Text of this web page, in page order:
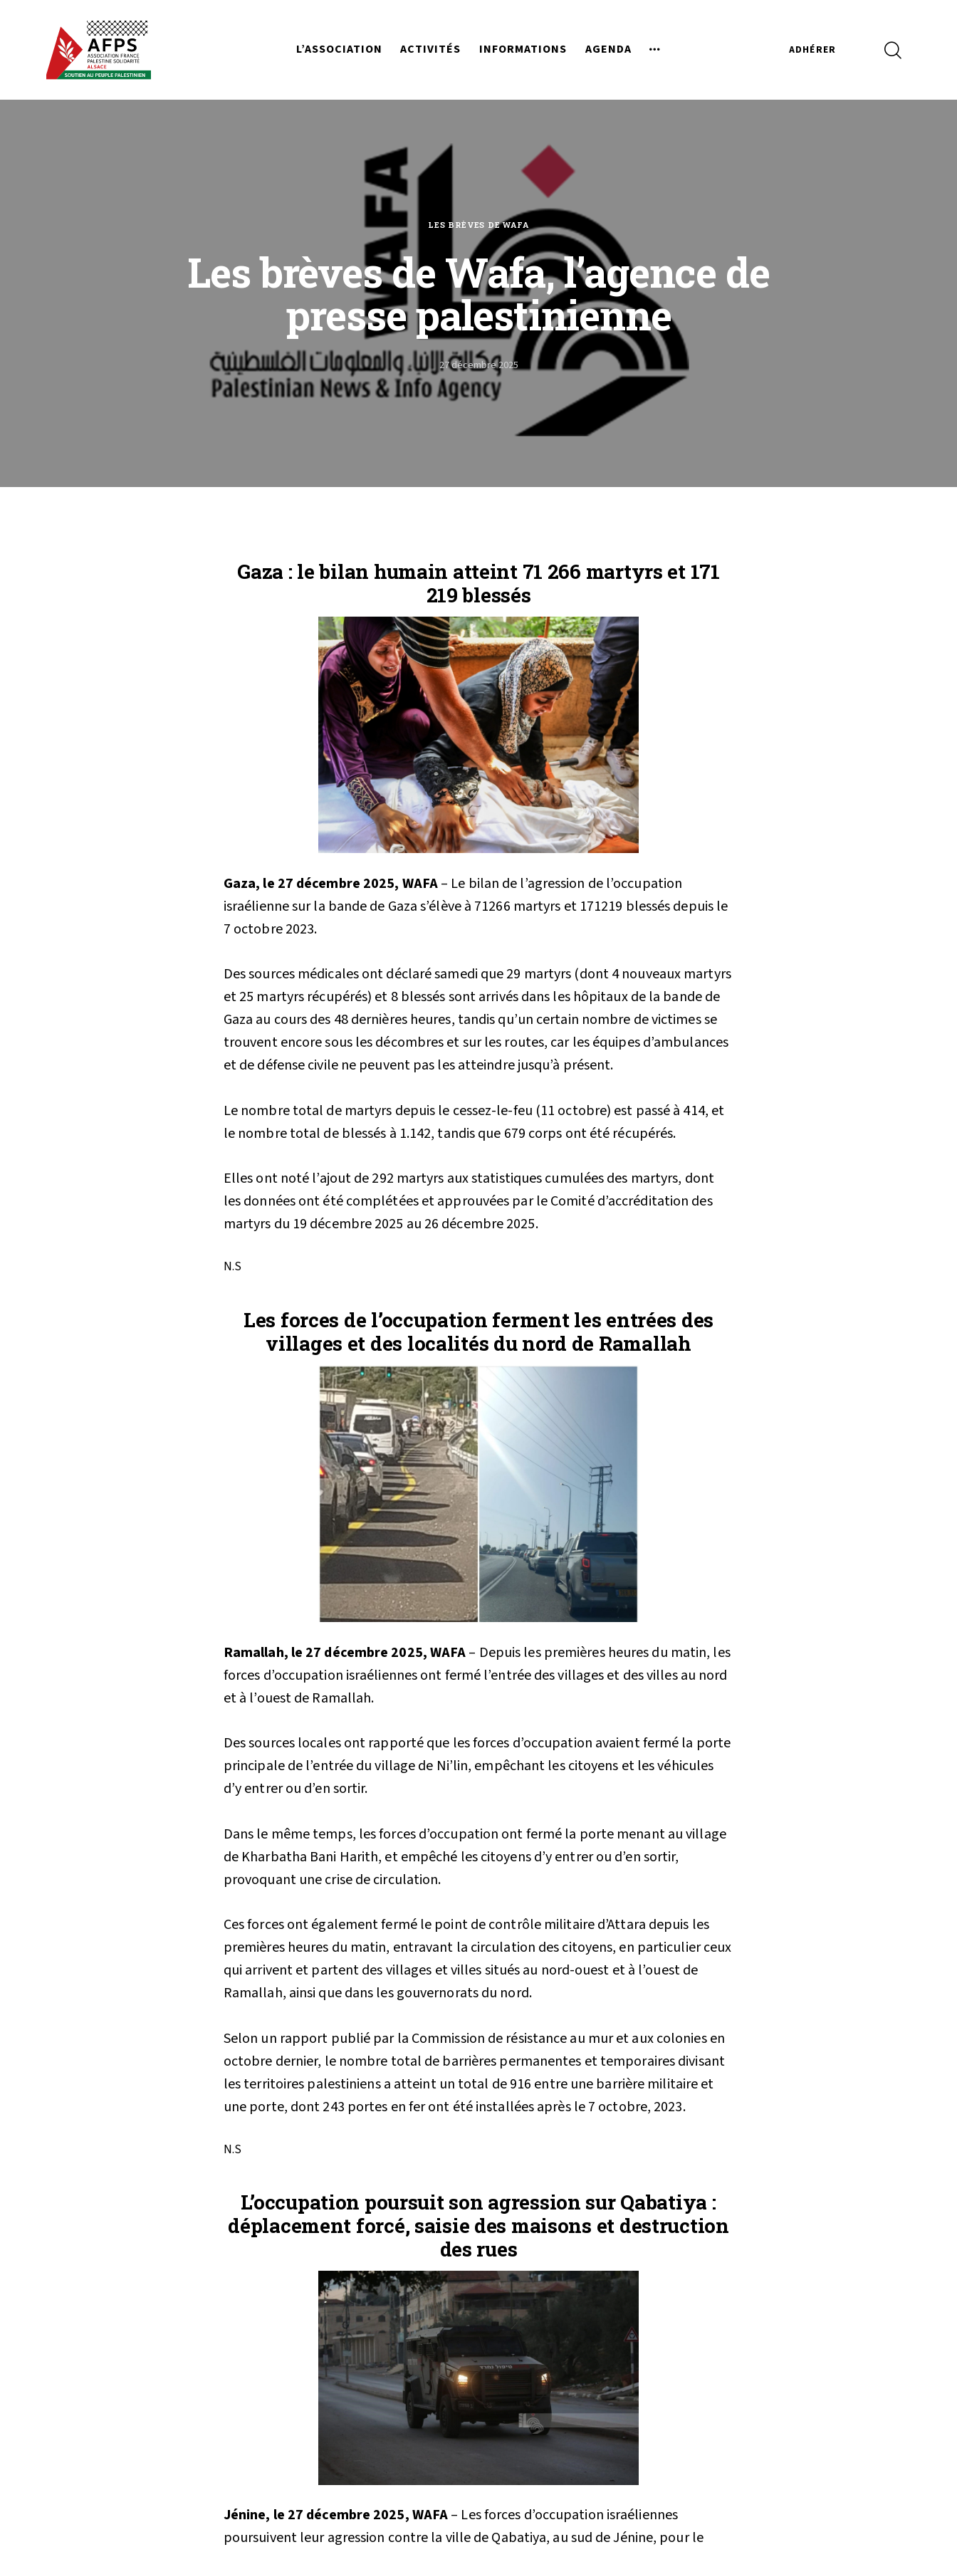
L’ASSOCIATION ACTIVITÉS INFORMATIONS AGENDA ADHÉRER
LES BRÈVES DE WAFA
Les brèves de Wafa, l’agence de
presse palestinienne
27 décembre 2025
Gaza : le bilan humain atteint 71 266 martyrs et 171
219 blessés
Gaza, le 27 décembre 2025, WAFA– Le bilan de l’agression de l’occupation
israélienne sur la bande de Gaza s’élève à 71266 martyrs et 171219 blessés depuis le
7 octobre 2023.
Des sources médicales ont déclaré samedi que 29 martyrs (dont 4 nouveaux martyrs
et 25 martyrs récupérés) et 8 blessés sont arrivés dans les hôpitaux de la bande de
Gaza au cours des 48 dernières heures, tandis qu’un certain nombre de victimes se
trouvent encore sous les décombres et sur les routes, car les équipes d’ambulances
et de défense civile ne peuvent pas les atteindre jusqu’à présent.
Le nombre total de martyrs depuis le cessez-le-feu (11 octobre) est passé à 414, et
le nombre total de blessés à 1.142, tandis que 679 corps ont été récupérés.
Elles ont noté l’ajout de 292 martyrs aux statistiques cumulées des martyrs, dont
les données ont été complétées et approuvées par le Comité d’accréditation des
martyrs du 19 décembre 2025 au 26 décembre 2025.
N.S
Les forces de l’occupation ferment les entrées des
villages et des localités du nord de Ramallah
Ramallah, le 27 décembre 2025, WAFA– Depuis les premières heures du matin, les
forces d’occupation israéliennes ont fermé l’entrée des villages et des villes au nord
et à l’ouest de Ramallah.
Des sources locales ont rapporté que les forces d’occupation avaient fermé la porte
principale de l’entrée du village de Ni’lin, empêchant les citoyens et les véhicules
d’y entrer ou d’en sortir.
Dans le même temps, les forces d’occupation ont fermé la porte menant au village
de Kharbatha Bani Harith, et empêché les citoyens d’y entrer ou d’en sortir,
provoquant une crise de circulation.
Ces forces ont également fermé le point de contrôle militaire d’Attara depuis les
premières heures du matin, entravant la circulation des citoyens, en particulier ceux
qui arrivent et partent des villages et villes situés au nord-ouest et à l’ouest de
Ramallah, ainsi que dans les gouvernorats du nord.
Selon un rapport publié par la Commission de résistance au mur et aux colonies en
octobre dernier, le nombre total de barrières permanentes et temporaires divisant
les territoires palestiniens a atteint un total de 916 entre une barrière militaire et
une porte, dont 243 portes en fer ont été installées après le 7 octobre, 2023.
N.S
L’occupation poursuit son agression sur Qabatiya :
déplacement forcé, saisie des maisons et destruction
des rues
Jénine, le 27 décembre 2025, WAFA– Les forces d’occupation israéliennes
poursuivent leur agression contre la ville de Qabatiya, au sud de Jénine, pour le